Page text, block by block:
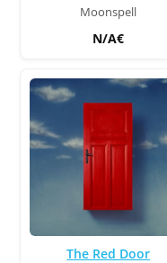
Moonspell
N/A€
The Red Door